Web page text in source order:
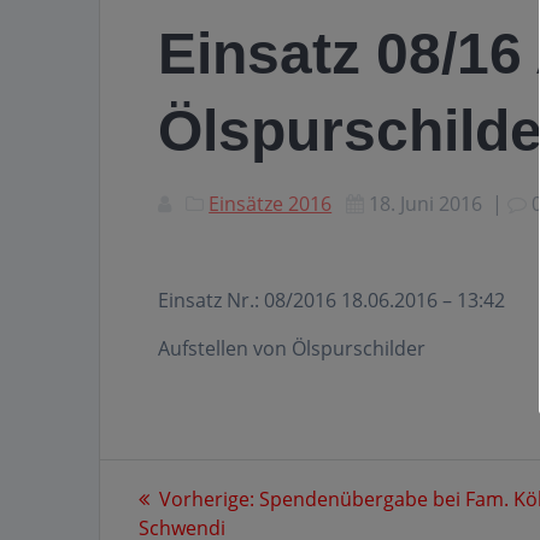
Einsatz 08/
Ölspurschilder
Einsätze 2016 18. Juni 2016 | 0
Einsatz Nr.: 08/2016 18.06.2016 – 13:42
Aufstellen von Ölspurschilder
Beitragsnavigation
Vorherige: Vorheriger
Spendenübergabe bei Fam.
Schwendi